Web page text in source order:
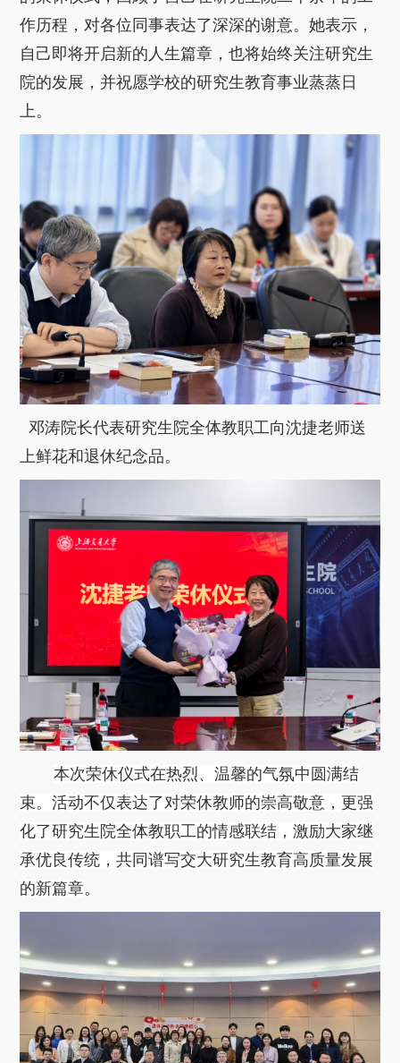
作历程，对各位同事表达了深深的谢意。她表示，
自己即将开启新的人生篇章，也将始终关注研究生
院的发展，并祝愿学校的研究生教育事业蒸蒸日
上。
邓涛院长代表研究生院全体教职工向沈捷老师送
上鲜花和退休纪念品。
本次荣休仪式在热烈、温馨的气氛中圆满结
束。活动不仅表达了对荣休教师的崇高敬意，更强
化了研究生院全体教职工的情感联结，激励大家继
承优良传统，共同谱写交大研究生教育高质量发展
的新篇章。